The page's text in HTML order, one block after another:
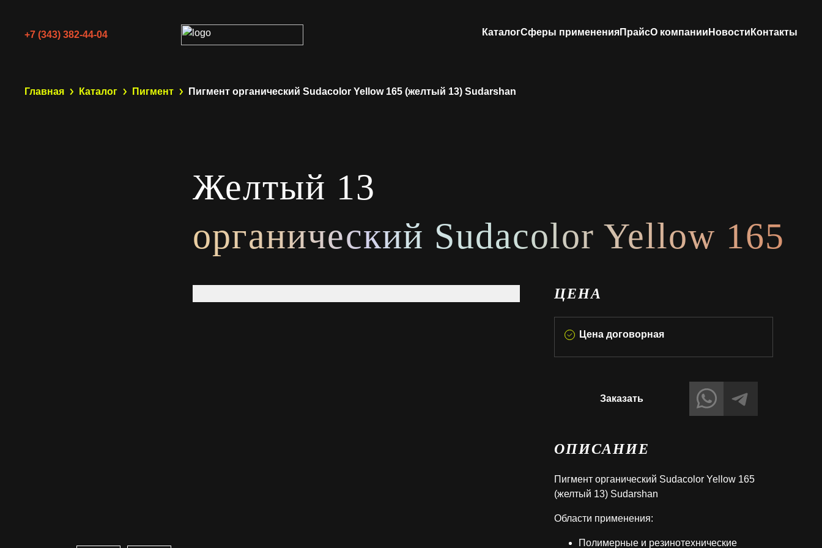
+7 (343) 382-44-04 КаталогСферы примененияПрайсО компании Новости Контакты
Главная Каталог Пигмент Пигмент органический Sudacolor Yellow 165 (желтый 13) Sudarshan
Желтый 13
органический Sudacolor Yellow 165
ЦЕНА
Цена договорная
Заказать
ОПИСАНИЕ
Пигмент органический Sudacolor Yellow 165
(желтый 13) Sudarshan
Области применения:
Полимерные и резинотехнические